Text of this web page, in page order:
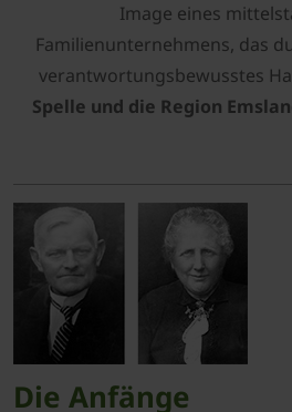
Image eines
Familienunternehmens, das
verantwortungsbewusstes
Spelle und die Region
Die Anfänge